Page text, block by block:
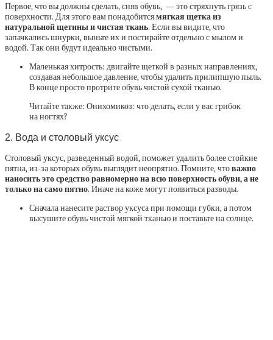
Первое, что вы должны сделать, сняв обувь, — это стряхнуть грязь с
поверхности. Для этого вам понадобитсямягкая щетка из
натуральной щетины и чистая ткань. Если вы видите, что
запачкались шнурки, выньте их и постирайте отдельно с мылом и
водой. Так они будут идеально чистыми.
Маленькая хитрость: двигайте щеткой в разных направлениях,
создавая небольшое давление, чтобы удалить прилипшую пыль.
В конце просто протрите обувь чистой сухой тканью.
Читайте также: Онихомикоз: что делать, если у вас грибок
на ногтях?
2. Вода и столовый уксус
Столовый уксус, разведенный водой, поможет удалить более стойкие
пятна, из-за которых обувь выглядит неопрятно. Помните, чтоважно
наносить это средство равномерно на всю поверхность обуви, а не
только на само пятно. Иначе на коже могут появиться разводы.
Сначала нанесите раствор уксуса при помощи губки, а потом
высушите обувь чистой мягкой тканью и поставьте на солнце.